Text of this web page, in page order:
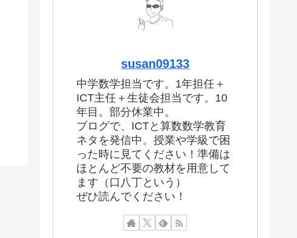
susan09133
中学数学担当です。1年担任＋
ICT主任＋生徒会担当です。10
年目。部分休業中。
ブログで、ICTと算数数学教育
ネタを発信中。授業や学級で困
った時に見てください！準備は
ほとんど不要の教材を用意して
ます（口八丁という）
ぜひ読んでください！